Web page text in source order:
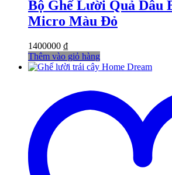
Bộ Ghế Lười Quả Dâu
Micro Màu Đỏ
1400000 ₫
Thêm vào giỏ hàng